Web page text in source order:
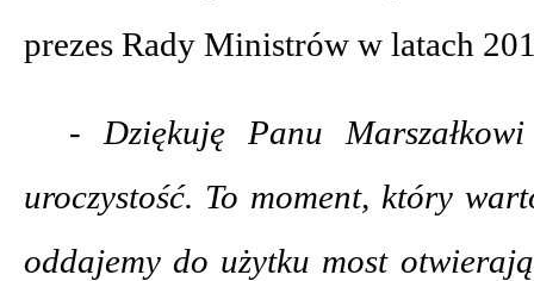
prezes Rady Ministrów w latach
- Dziękuję Panu
uroczystość. To moment, który
oddajemy do użytku most